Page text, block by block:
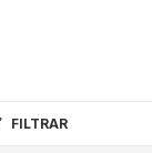
FILTRAR